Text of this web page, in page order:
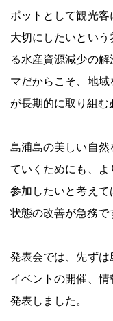
ポットとして観光
大切にしたいとい
る水産資源減少の
マだからこそ、地
が長期的に取り組む
島浦島の美しい自
ていくためにも、よ
参加したいと考え
状態の改善が急務で
発表会では、先ず
イベントの開催、
発表しました。